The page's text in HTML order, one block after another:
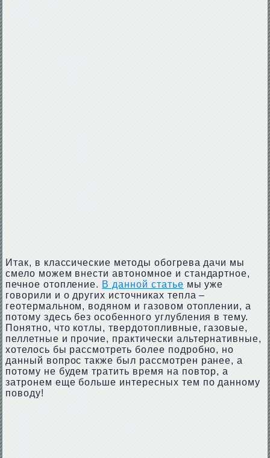
Итак, в классические методы обогрева дачи мы
смело можем внести автономное и стандартное,
печное отопление. В данной статье мы уже
говорили и о других источниках тепла –
геотермальном, водяном и газовом отоплении, а
потому здесь без особенного углубления в тему.
Понятно, что котлы, твердотопливные, газовые,
пеллетные и прочие, практически альтернативные,
хотелось бы рассмотреть более подробно, но
данный вопрос также был рассмотрен ранее, а
потому не будем тратить время на повтор, а
затронем еще больше интересных тем по данному
поводу!